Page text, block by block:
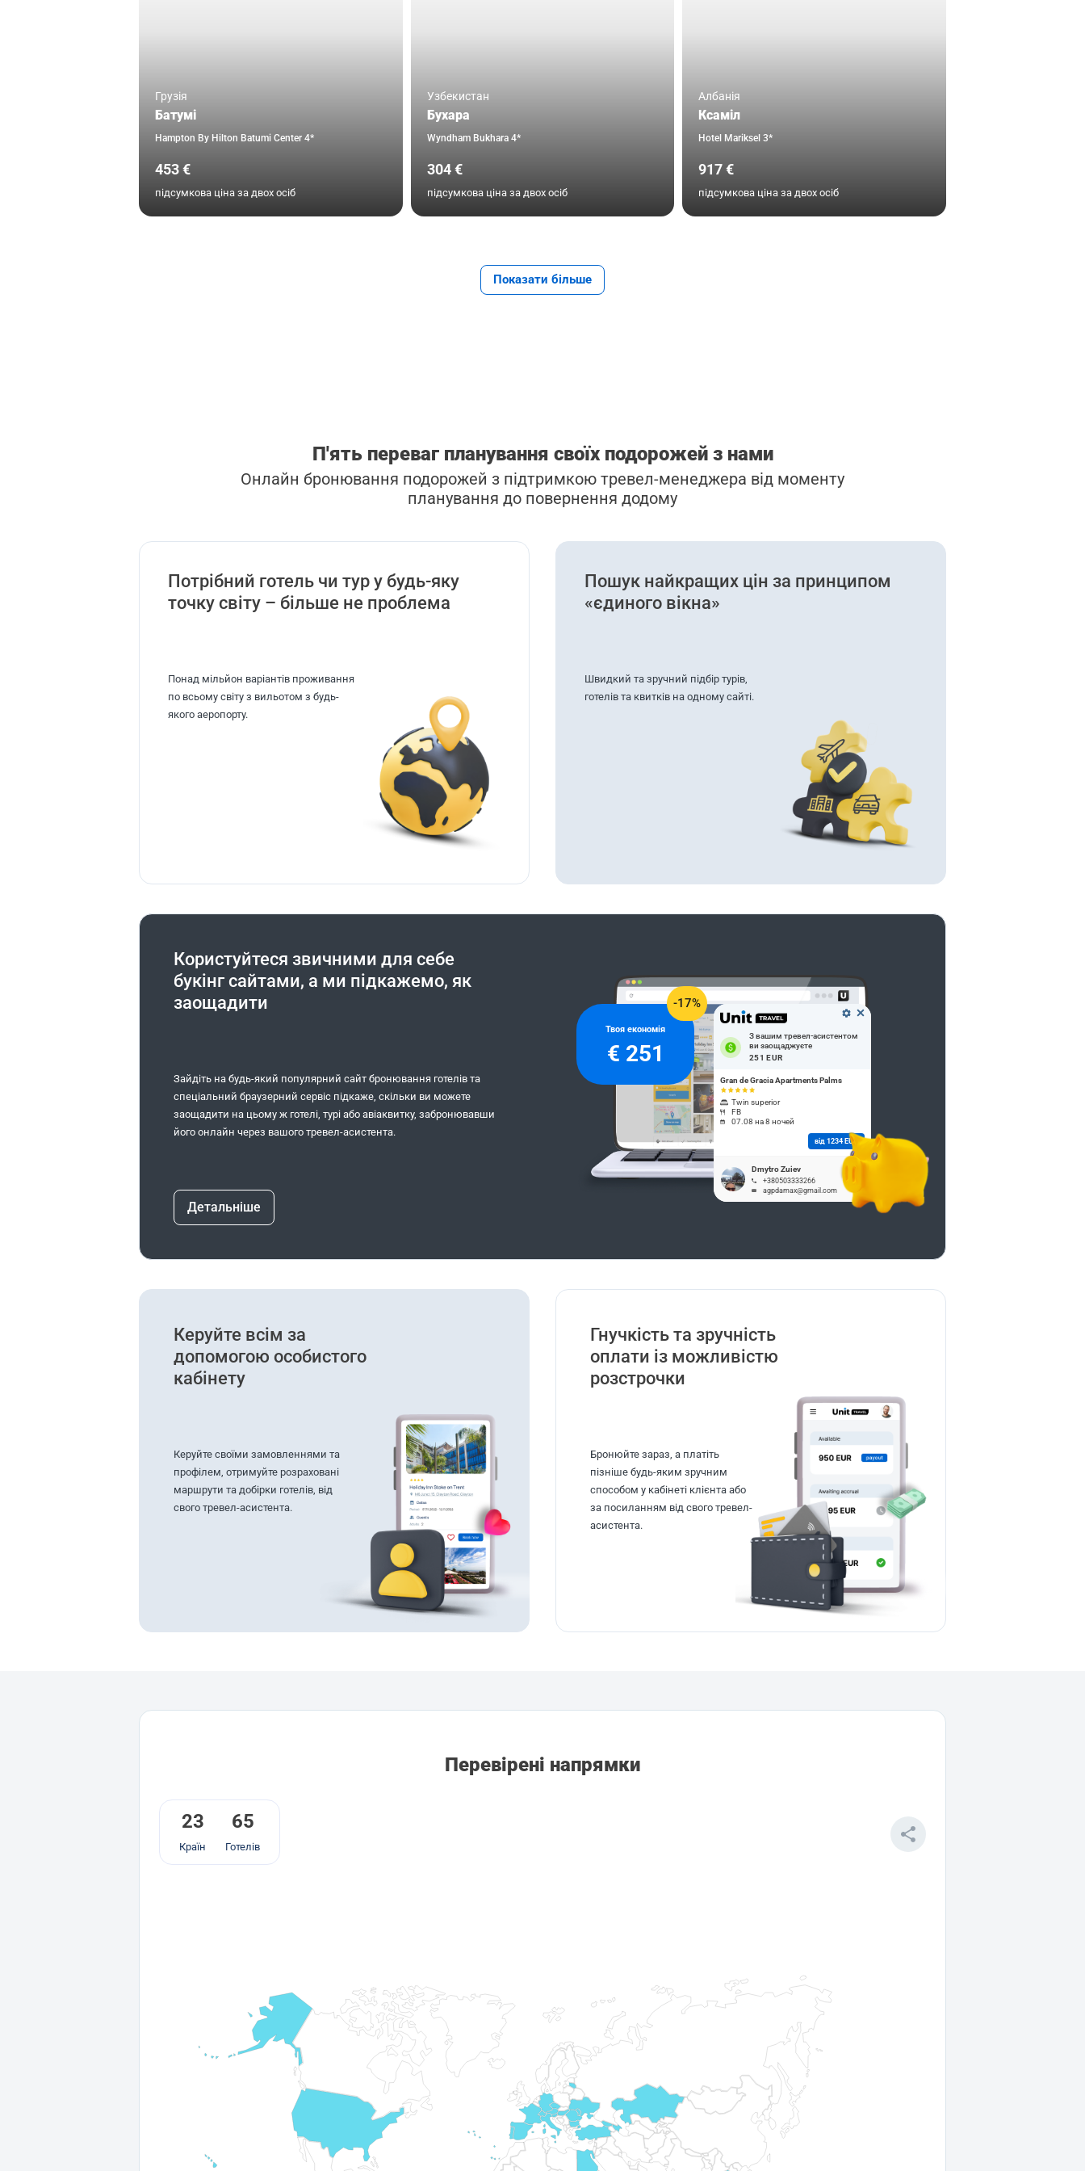
Грузія
Батумі
Hampton By Hilton Batumi Center 4*
453 €
підсумкова ціна за двох осіб
Узбекистан
Бухара
Wyndham Bukhara 4*
304 €
підсумкова ціна за двох осіб
Албанія
Ксаміл
Hotel Mariksel 3*
917 €
підсумкова ціна за двох осіб
Показати більше
П'ять переваг планування своїх подорожей з нами
Онлайн бронювання подорожей з підтримкою тревел-менеджера від моменту
планування до повернення додому
Потрібний готель чи тур у будь-яку
точку світу – більше не проблема
Понад мільйон варіантів проживання
по всьому світу з вильотом з будь-
якого аеропорту.
Пошук найкращих цін за принципом
«єдиного вікна»
Швидкий та зручний підбір турів,
готелів та квитків на одному сайті.
Користуйтеся звичними для себе
букінг сайтами, а ми підкажемо, як
заощадити
Зайдіть на будь-який популярний сайт бронювання готелів та
спеціальний браузерний сервіс підкаже, скільки ви можете
заощадити на цьому ж готелі, турі або авіаквитку, забронювавши
його онлайн через вашого тревел-асистента.
Детальніше
-17%
Твоя економія
€ 251
З вашим тревел-асистентом
ви заощаджуєте
251 EUR
Gran de Gracia Apartments Palms
Twin superior
FB
07.08 на 8 ночей
від 1234 EUR
Dmytro Zuiev
+380503333266
agpdamax@gmail.com
Керуйте всім за
допомогою особистого
кабінету
Керуйте своїми замовленнями та
профілем, отримуйте розраховані
маршрути та добірки готелів, від
свого тревел-асистента.
Гнучкість та зручність
оплати із можливістю
розстрочки
Бронюйте зараз, а платіть
пізніше будь-яким зручним
способом у кабінеті клієнта або
за посиланням від свого тревел-
асистента.
Перевірені напрямки
23
Країн
65
Готелів